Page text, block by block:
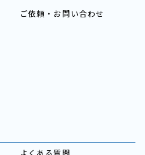
ご依頼・お問い合わせ